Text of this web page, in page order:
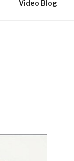
Video Blog